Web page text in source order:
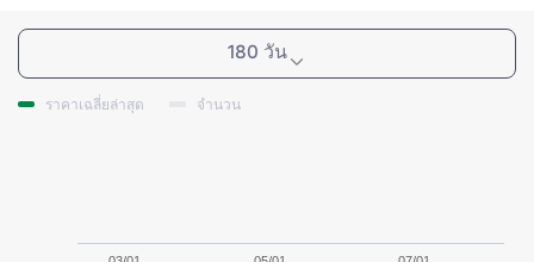
180 วัน
ราคาเฉลี่ยล่าสุด จำนวน